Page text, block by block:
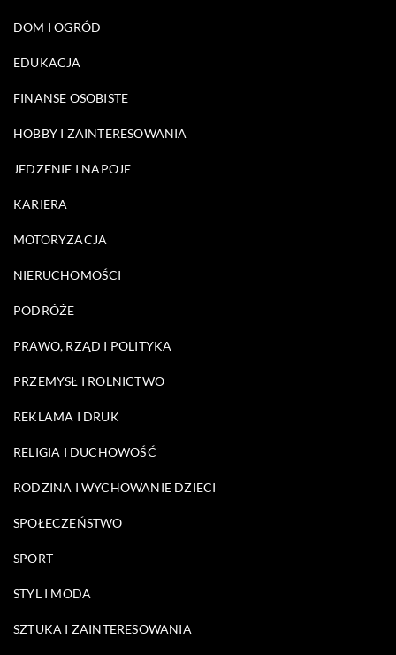
DOM I OGRÓD
EDUKACJA
FINANSE OSOBISTE
HOBBY I ZAINTERESOWANIA
JEDZENIE I NAPOJE
KARIERA
MOTORYZACJA
NIERUCHOMOŚCI
PODRÓŻE
PRAWO, RZĄD I POLITYKA
PRZEMYSŁ I ROLNICTWO
REKLAMA I DRUK
RELIGIA I DUCHOWOŚĆ
RODZINA I WYCHOWANIE DZIECI
SPOŁECZEŃSTWO
SPORT
STYL I MODA
SZTUKA I ZAINTERESOWANIA